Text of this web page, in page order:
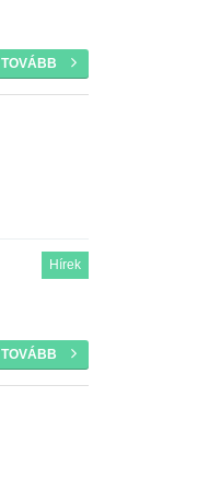
TOVÁBB
Hírek
TOVÁBB